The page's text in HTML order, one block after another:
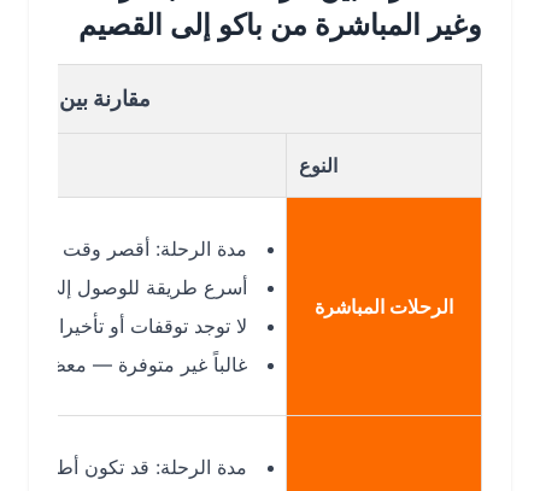
وغير المباشرة من باكو إلى القصيم
مقارنة بين الرحلات
الرحلات المباشرة
مدة الرحلة: أقصر وقت ممكن.
أسرع طريقة للوصول إلى القصيم.
لا توجد توقفات أو تأخيرات إضافية.
غالباً غير متوفرة — معظم الرحلات
مدة الرحلة: قد تكون أطول (مثلاً 7h 40m – 10h 20m).